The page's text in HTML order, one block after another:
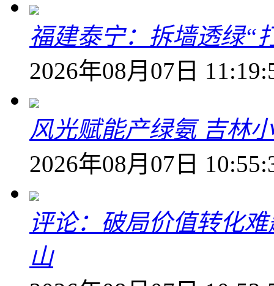
福建泰宁：拆墙透绿“
2026年08月07日
风光赋能产绿氨 吉林
2026年08月07日
评论：破局价值转化
山